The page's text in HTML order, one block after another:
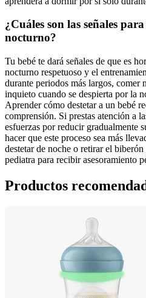
¿Cuáles son las señales
Tu bebé te dará señales de que es
nocturno respetuoso y el
durante periodos más largos, comer
Aprender cómo destetar a un bebé
comprensión. Si prestas atención a
esfuerzas por reducir gradualmente
hacer que este proceso sea más
destetar de noche o retirar el
pediatra para recibir asesoramiento
Productos